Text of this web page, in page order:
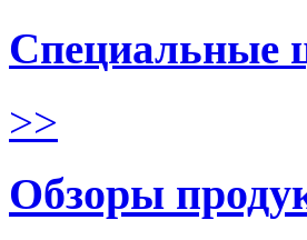
Специальные
>>
Обзоры